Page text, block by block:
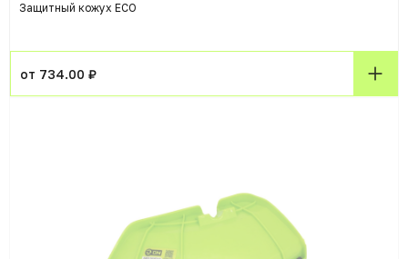
Защитный кожуx ECO
от 734.00 ₽